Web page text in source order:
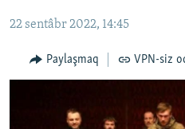
Qıdıruvğa
MEDENİYET
İNSAN AQLARI
22 sentâbr 2022, 14:45
Paylaşmaq VPN-siz